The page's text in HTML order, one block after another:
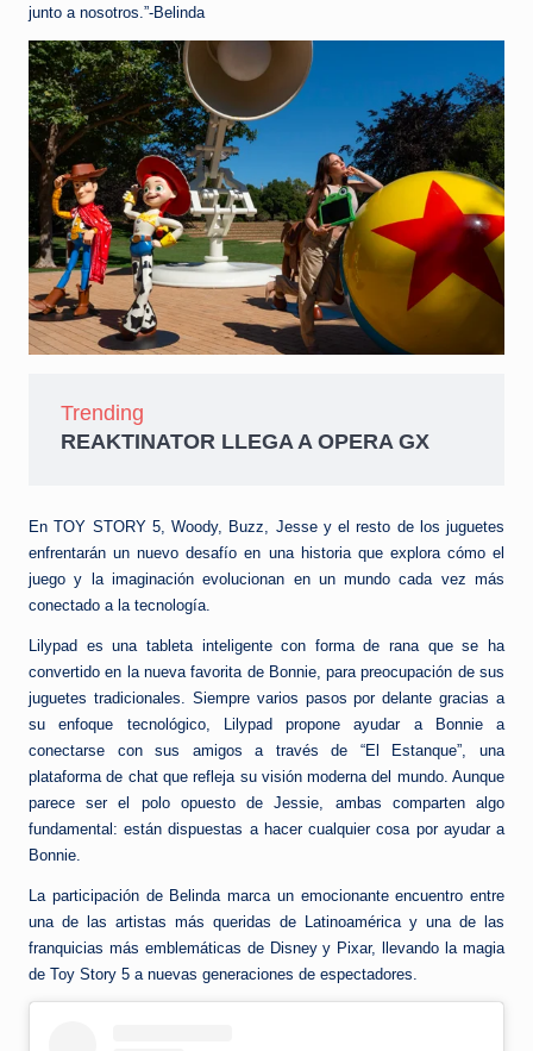
junto a nosotros.”-Belinda
Trending
REAKTINATOR LLEGA A OPERA GX
En TOY STORY 5, Woody, Buzz, Jesse y el resto de los juguetes
enfrentarán un nuevo desafío en una historia que explora cómo el
juego y la imaginación evolucionan en un mundo cada vez más
conectado a la tecnología.
Lilypad es una tableta inteligente con forma de rana que se ha
convertido en la nueva favorita de Bonnie, para preocupación de sus
juguetes tradicionales. Siempre varios pasos por delante gracias a
su enfoque tecnológico, Lilypad propone ayudar a Bonnie a
conectarse con sus amigos a través de “El Estanque”, una
plataforma de chat que refleja su visión moderna del mundo. Aunque
parece ser el polo opuesto de Jessie, ambas comparten algo
fundamental: están dispuestas a hacer cualquier cosa por ayudar a
Bonnie.
La participación de Belinda marca un emocionante encuentro entre
una de las artistas más queridas de Latinoamérica y una de las
franquicias más emblemáticas de Disney y Pixar, llevando la magia
de Toy Story 5 a nuevas generaciones de espectadores.